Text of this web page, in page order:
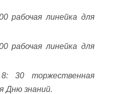
рабочая линейка для
рабочая линейка для
30 торжественная
Дню знаний.